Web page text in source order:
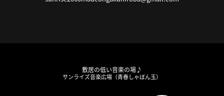
敷居の低い音楽の場♪
サンライズ音楽広場（青春しゃぼん玉）